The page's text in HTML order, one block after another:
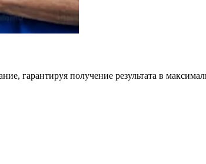
гарантируя получение результата в